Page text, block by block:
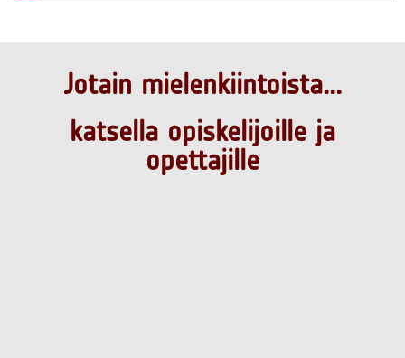
Jotain mielenkiintoista...
katsella opiskelijoille ja
opettajille